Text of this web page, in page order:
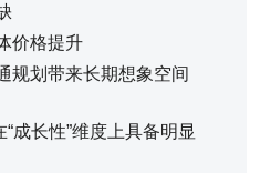
价格提升
规划带来长期想象空间
成长性”维度上具备明显